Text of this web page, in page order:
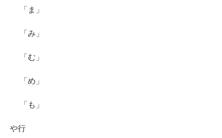
「ま」
「み」
「む」
「め」
「も」
や行